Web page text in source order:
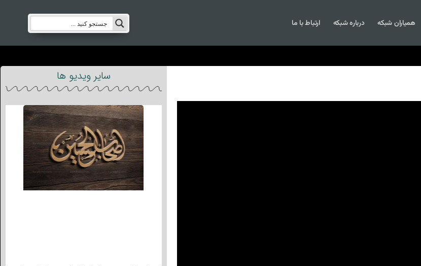
همیاران شبکه درباره شبکه ارتباط با ما
سایر ویدیو ها